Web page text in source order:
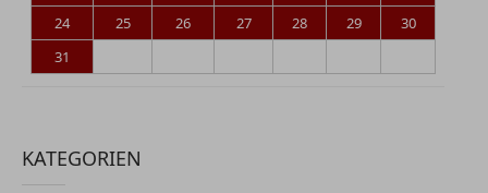
24
25 26 27 28 29
30
31
KATEGORIEN